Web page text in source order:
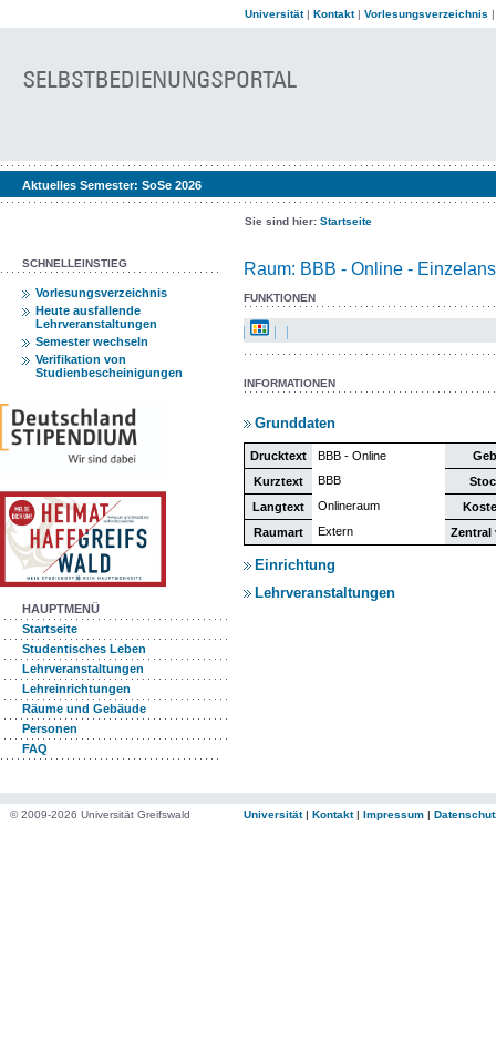
Universität| Kontakt| Vorlesungsverzeichnis
Aktuelles Semester: SoSe 2026
Sie sind hier: Startseite
SCHNELLEINSTIEG
Vorlesungsverzeichnis
Heute ausfallende
Lehrveranstaltungen
Semester wechseln
Verifikation von
Studienbescheinigungen
HAUPTMENÜ
Startseite
Studentisches Leben
Lehrveranstaltungen
Lehreinrichtungen
Räume und Gebäude
Personen
FAQ
Raum: BBB - Online -
FUNKTIONEN
INFORMATIONEN
Grunddaten
Drucktext BBB - Online
Kurztext
BBB
Langtext
Onlineraum
Raumart
Extern Zentral
Einrichtung
Lehrveranstaltungen
© 2009-2026 Universität Greifswald Universität| Kontakt| Impressum |